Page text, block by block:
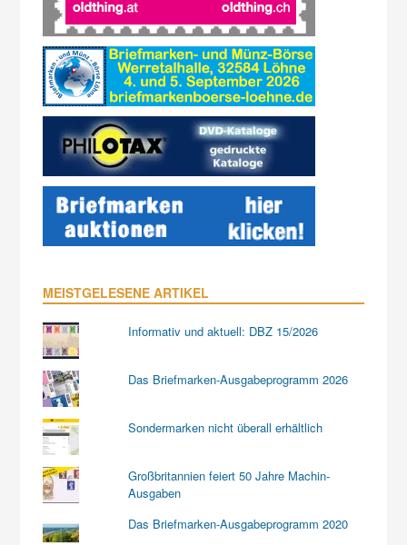
MEISTGELESENE ARTIKEL
Informativ und aktuell: DBZ 15/2026
Das Briefmarken-Ausgabeprogramm 2026
Sondermarken nicht überall erhältlich
Großbritannien feiert 50 Jahre Machin-
Ausgaben
Das Briefmarken-Ausgabeprogramm 2020